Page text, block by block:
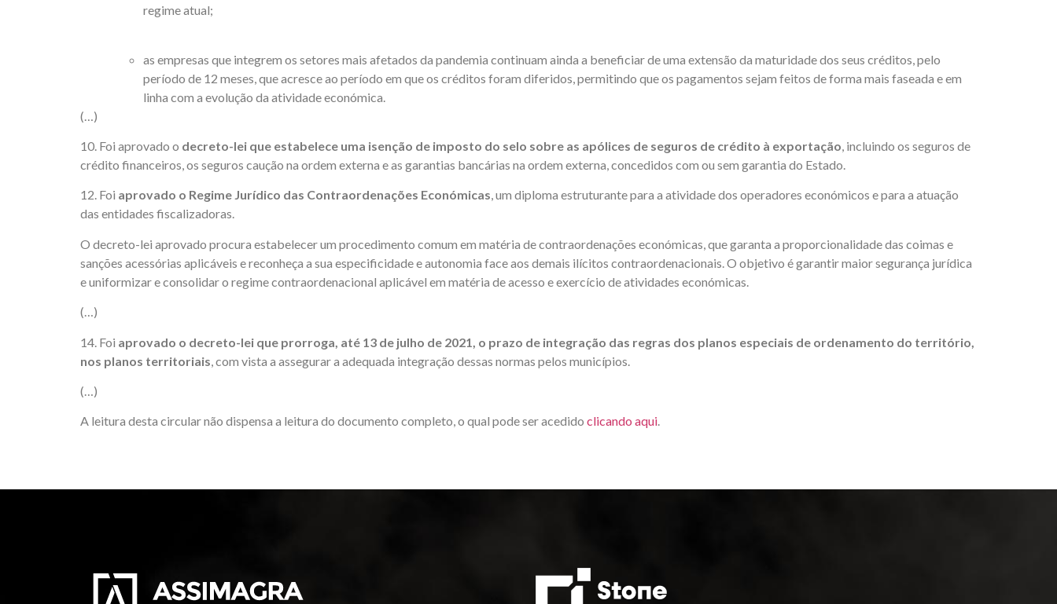
regime atual;
as empresas que integrem os setores mais afetados da pandemia continuam ainda a beneficiar de uma extensão da maturidade dos seus créditos, pelo
período de 12 meses, que acresce ao período em que os créditos foram diferidos, permitindo que os pagamentos sejam feitos de forma mais faseada e em
linha com a evolução da atividade económica.
(…)
10. Foi aprovado o decreto-lei que estabelece uma isenção de imposto do selo sobre as apólices de seguros de crédito à exportação, incluindo os seguros de
crédito financeiros, os seguros caução na ordem externa e as garantias bancárias na ordem externa, concedidos com ou sem garantia do Estado.
12. Foi aprovado o Regime Jurídico das Contraordenações Económicas, um diploma estruturante para a atividade dos operadores económicos e para a atuação
das entidades fiscalizadoras.
O decreto-lei aprovado procura estabelecer um procedimento comum em matéria de contraordenações económicas, que garanta a proporcionalidade das coimas e
sanções acessórias aplicáveis e reconheça a sua especificidade e autonomia face aos demais ilícitos contraordenacionais. O objetivo é garantir maior segurança jurídica
e uniformizar e consolidar o regime contraordenacional aplicável em matéria de acesso e exercício de atividades económicas.
(…)
14. Foi aprovado o decreto-lei que prorroga, até 13 de julho de 2021, o prazo de integração das regras dos planos especiais de ordenamento do território,
nos planos territoriais , com vista a assegurar a adequada integração dessas normas pelos municípios.
(…)
A leitura desta circular não dispensa a leitura do documento completo, o qual pode ser acedido clicando aqui.